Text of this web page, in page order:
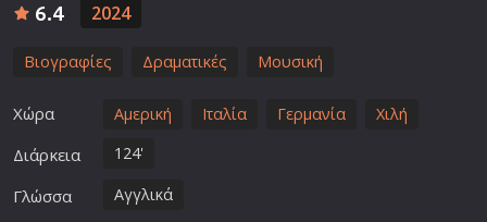
6.4 2024
Βιογραφίες Δραματικές Μουσική
Χώρα Αμερική Ιταλία Γερμανία Χιλή
Διάρκεια 124'
Γλώσσα Αγγλικά